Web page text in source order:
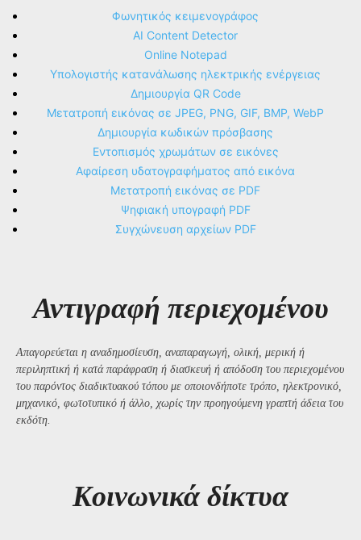
Φωνητικός κειμενογράφος
AI Content Detector
Online Notepad
Υπολογιστής κατανάλωσης ηλεκτρικής ενέργειας
Δημιουργία QR Code
Μετατροπή εικόνας σε JPEG, PNG, GIF, BMP, WebP
Δημιουργία κωδικών πρόσβασης
Εντοπισμός χρωμάτων σε εικόνες
Αφαίρεση υδατογραφήματος από εικόνα
Μετατροπή εικόνας σε PDF
Ψηφιακή υπογραφή PDF
Συγχώνευση αρχείων PDF
Αντιγραφή περιεχομένου
Απαγορεύεται η αναδημοσίευση, αναπαραγωγή, ολική, μερική ή
περιληπτική ή κατά παράφραση ή διασκευή ή απόδοση του περιεχομένου
του παρόντος διαδικτυακού τόπου με οποιονδήποτε τρόπο, ηλεκτρονικό,
μηχανικό, φωτοτυπικό ή άλλο, χωρίς την προηγούμενη γραπτή άδεια του
εκδότη.
Kοινωνικά δίκτυα